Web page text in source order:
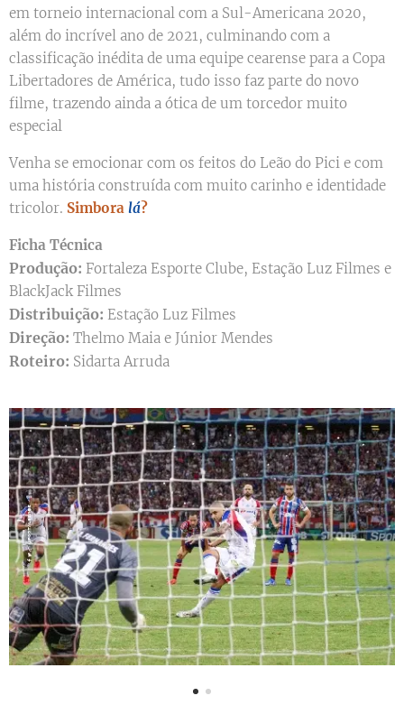
em torneio internacional com a Sul-Americana 2020,
além do incrível ano de 2021, culminando com a
classificação inédita de uma equipe cearense para a Copa
Libertadores de América, tudo isso faz parte do novo
filme, trazendo ainda a ótica de um torcedor muito
especial
Venha se emocionar com os feitos do Leão do Pici e com
uma história construída com muito carinho e identidade
tricolor. Simbora lá?
Ficha Técnica
Produção: Fortaleza Esporte Clube, Estação Luz Filmes e
BlackJack Filmes
Distribuição: Estação Luz Filmes
Direção: Thelmo Maia e Júnior Mendes
Roteiro: Sidarta Arruda